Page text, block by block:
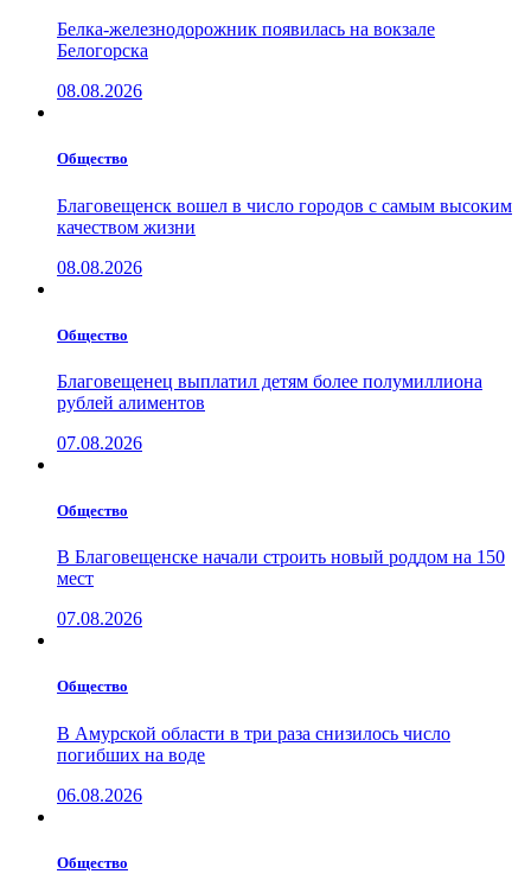
Белка-железнодорожник появилась на вокзале
Белогорска
08.08.2026
Общество
Благовещенск вошел в число городов с самым высоким
качеством жизни
08.08.2026
Общество
Благовещенец выплатил детям более полумиллиона
рублей алиментов
07.08.2026
Общество
В Благовещенске начали строить новый роддом на 150
мест
07.08.2026
Общество
В Амурской области в три раза снизилось число
погибших на воде
06.08.2026
Общество